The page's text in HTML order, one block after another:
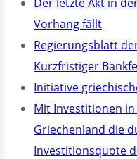
Vorhang fällt
Regierungsblatt
Kurzfristiger
Initiative
Mit Investitionen
Griechenland die
Investitionsquote